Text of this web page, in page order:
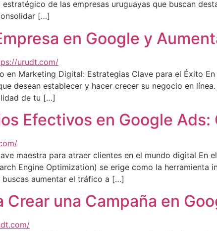
de las empresas uruguayas que buscan
[…]
en Google y
en Marketing Digital: Estrategias Clave para el Éxito
desean establecer y hacer crecer su negocio en
de tu […]
Efectivos en Google Ads:
maestra para atraer clientes en el mundo digital
Engine Optimization) se erige como la herramienta
aumentar el tráfico a […]
Crear una Campaña en